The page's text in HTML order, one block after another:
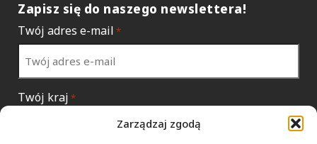
Zarządzaj zgodą
Zapisz się do naszego newslettera!
Twój adres e-mail *
Twój kraj *